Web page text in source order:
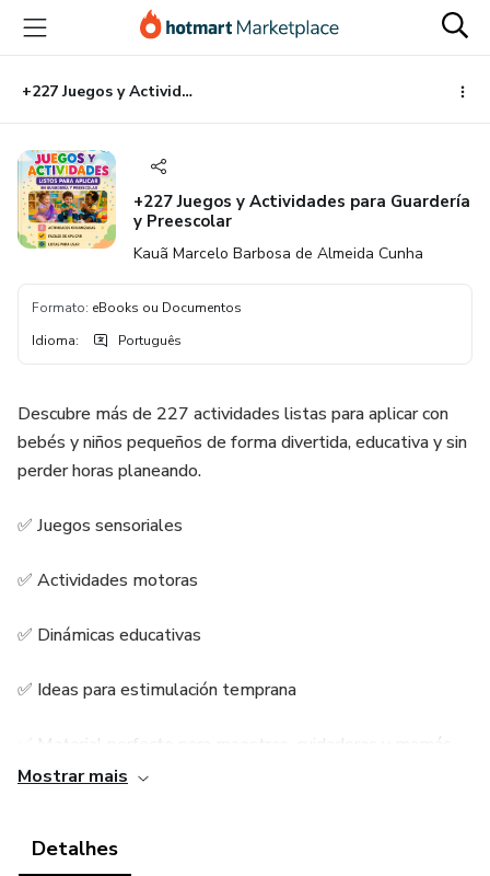
para
conteúdo
principal
para
pagamento
para
rodapé
+227 Juegos y Actividades para Guardería y Preescolar
+227 Juegos y Actividades para Guardería
y Preescolar
Kauã Marcelo Barbosa de Almeida Cunha
Formato: eBooks ou Documentos
Idioma: Português
Descubre más de 227 actividades listas para aplicar con
bebés y niños pequeños de forma divertida, educativa y sin
perder horas planeando.
✅ Juegos sensoriales
✅ Actividades motoras
✅ Dinámicas educativas
✅ Ideas para estimulación temprana
✅ Material perfecto para maestras, cuidadoras y mamás
📌 Fácil de aplicar
Mostrar mais
Detalhes